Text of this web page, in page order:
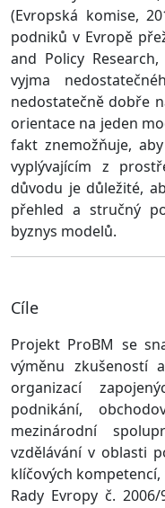
(Evropská komise,
podniků v Evropě
and Policy
vyjma
nedostatečně dobře
orientace na jeden
fakt znemožňuje,
vyplývajícím z
důvodu je důležité,
přehled a stručný
byznys modelů.
Cíle
Projekt ProBM se
výměnu zkušeností
organizací
podnikání,
mezinárodní
vzdělávání v oblasti
klíčových
Rady Evropy č.